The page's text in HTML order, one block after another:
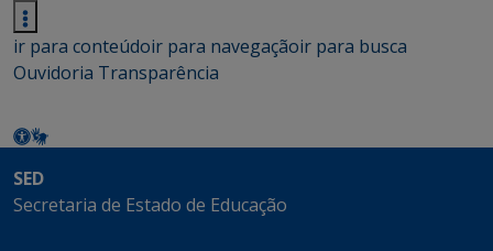
ir para conteúdoir para navegaçãoir para busca
Ouvidoria Transparência
SED
Secretaria de Estado de Educação